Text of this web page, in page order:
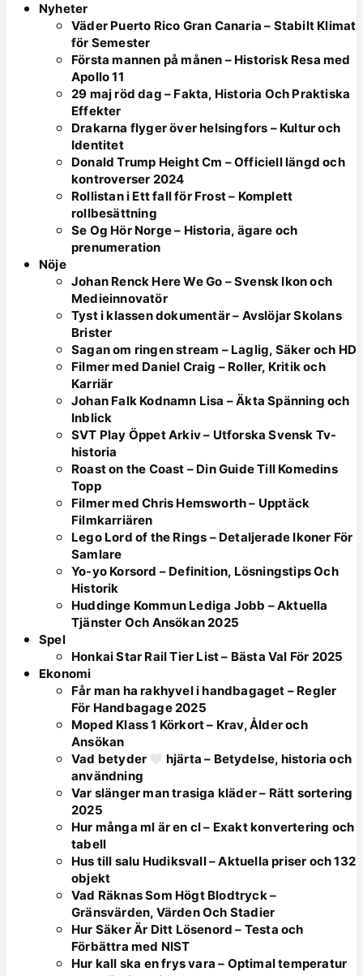
Nyheter
Väder Puerto Rico Gran Canaria – Stabilt Klimat
för Semester
Första mannen på månen – Historisk Resa med
Apollo 11
29 maj röd dag – Fakta, Historia Och Praktiska
Effekter
Drakarna flyger över helsingfors – Kultur och
Identitet
Donald Trump Height Cm – Officiell längd och
kontroverser 2024
Rollistan i Ett fall för Frost – Komplett
rollbesättning
Se Og Hör Norge – Historia, ägare och
prenumeration
Nöje
Johan Renck Here We Go – Svensk Ikon och
Medieinnovatör
Tyst i klassen dokumentär – Avslöjar Skolans
Brister
Sagan om ringen stream – Laglig, Säker och HD
Filmer med Daniel Craig – Roller, Kritik och
Karriär
Johan Falk Kodnamn Lisa – Äkta Spänning och
Inblick
SVT Play Öppet Arkiv – Utforska Svensk Tv-
historia
Roast on the Coast – Din Guide Till Komedins
Topp
Filmer med Chris Hemsworth – Upptäck
Filmkarriären
Lego Lord of the Rings – Detaljerade Ikoner För
Samlare
Yo-yo Korsord – Definition, Lösningstips Och
Historik
Huddinge Kommun Lediga Jobb – Aktuella
Tjänster Och Ansökan 2025
Spel
Honkai Star Rail Tier List – Bästa Val För 2025
Ekonomi
Får man ha rakhyvel i handbagaget – Regler
För Handbagage 2025
Moped Klass 1 Körkort – Krav, Ålder och
Ansökan
Vad betyder
hjärta – Betydelse, historia och
användning
Var slänger man trasiga kläder – Rätt sortering
2025
Hur många ml är en cl – Exakt konvertering och
tabell
Hus till salu Hudiksvall – Aktuella priser och 132
objekt
Vad Räknas Som Högt Blodtryck –
Gränsvärden, Värden Och Stadier
Hur Säker Är Ditt Lösenord – Testa och
Förbättra med NIST
Hur kall ska en frys vara – Optimal temperatur